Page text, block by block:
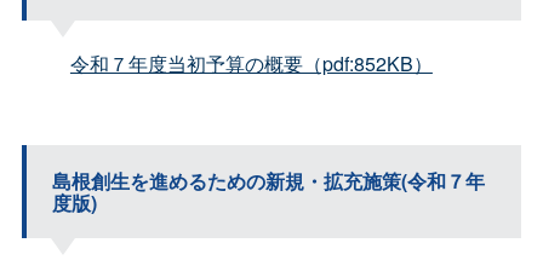
令和７年度当初予算の概要（pdf:852KB）
島根創生を進めるための新規・拡充施策(令和７年
度版)